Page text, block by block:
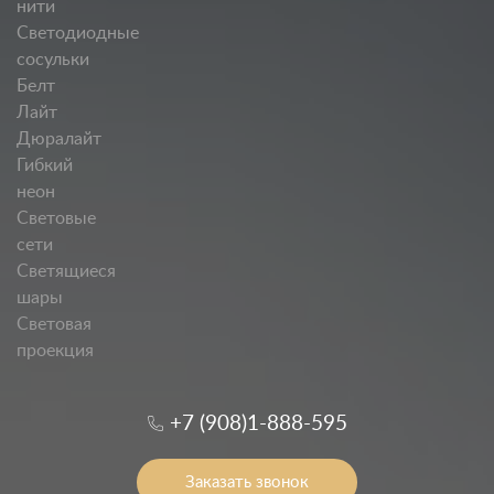
нити
Светодиодные
сосульки
Белт
Лайт
Дюралайт
Гибкий
неон
Световые
сети
Светящиеся
шары
Световая
проекция
+7 (908)1-888-595
Заказать звонок